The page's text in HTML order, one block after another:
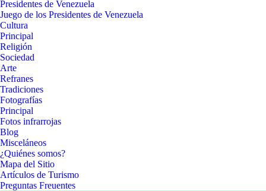
Presidentes de Venezuela
Juego de los Presidentes de Venezuela
Cultura
Principal
Religión
Sociedad
Arte
Refranes
Tradiciones
Fotografías
Principal
Fotos infrarrojas
Blog
Misceláneos
¿Quiénes somos?
Mapa del Sitio
Artículos de Turismo
Preguntas Freuentes